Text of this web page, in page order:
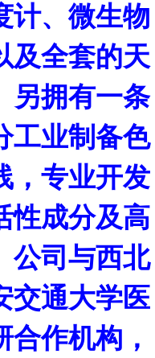
计、微生物
及全套的天
另拥有一条
工业制备色
，专业开发
性成分及高
公司与西北
交通大学医
作机构，